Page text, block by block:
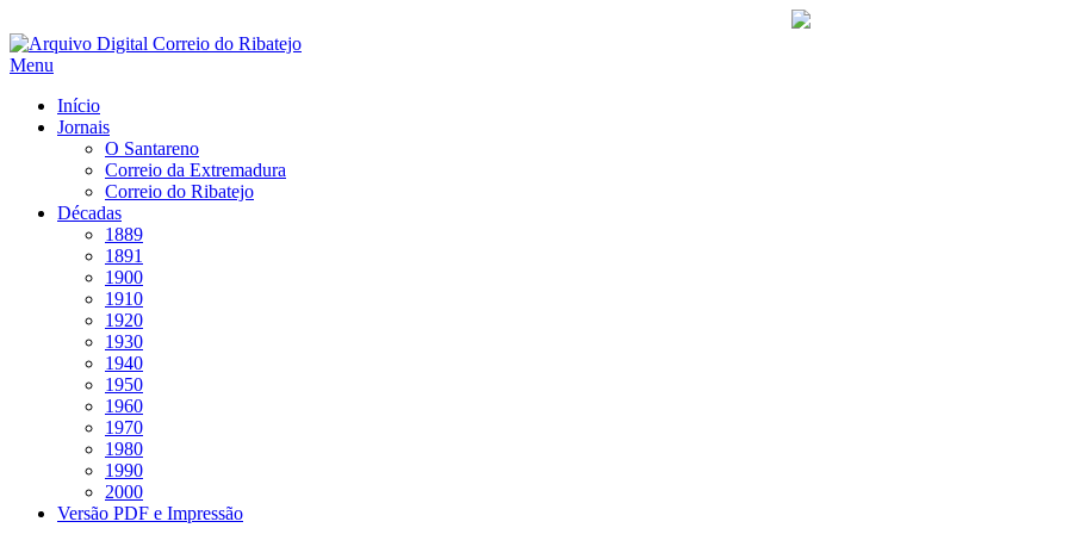
Saltar
para
Menu
Início
Jornais
O Santareno
Correio da Extremadura
Correio do Ribatejo
Décadas
1889
1891
1900
1910
1920
1930
1940
1950
1960
1970
1980
1990
2000
Versão PDF e Impressão